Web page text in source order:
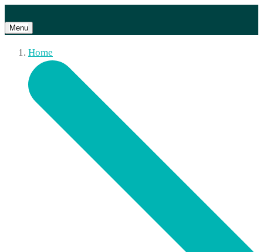
Menu
Home